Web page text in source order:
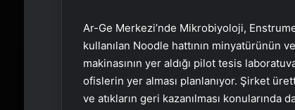
Ar-Ge Merkezi’nde Mikrobiyoloji,
kullanılan Noodle hattının minyatürünün
makinasının yer aldığı pilot tesis
ofislerin yer alması planlanıyor. Şirket
ve atıkların geri kazanılması konularında